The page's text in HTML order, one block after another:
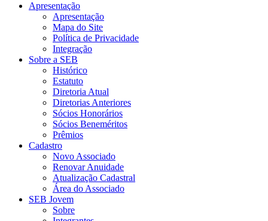
Apresentação
Apresentação
Mapa do Site
Política de Privacidade
Integração
Sobre a SEB
Histórico
Estatuto
Diretoria Atual
Diretorias Anteriores
Sócios Honorários
Sócios Beneméritos
Prêmios
Cadastro
Novo Associado
Renovar Anuidade
Atualização Cadastral
Área do Associado
SEB Jovem
Sobre